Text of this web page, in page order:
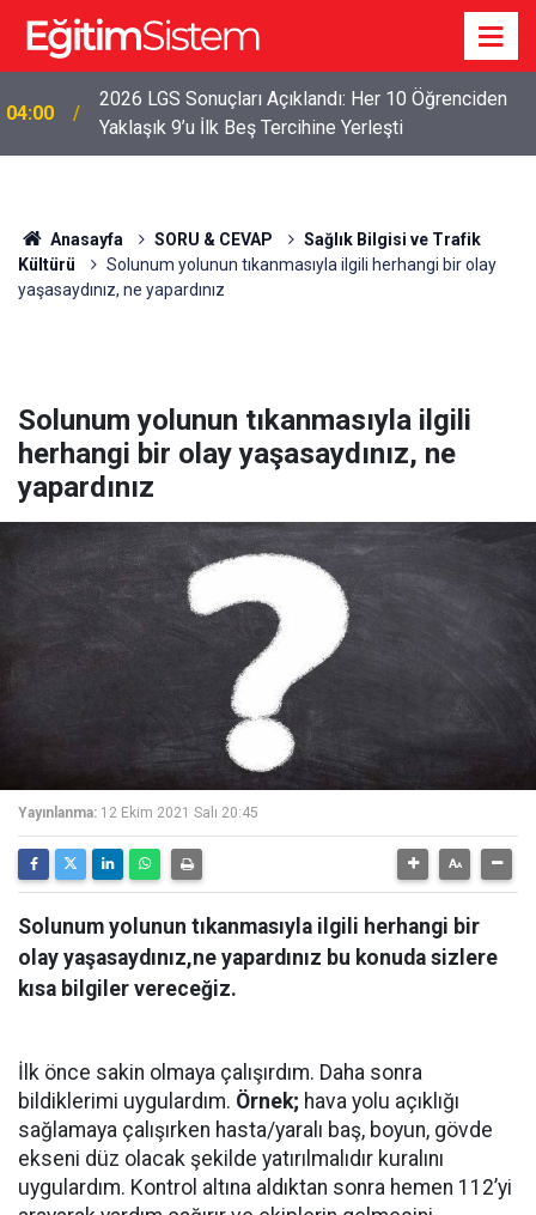
04:00
2026 LGS Sonuçları Açıklandı: Her 10 Öğrenciden
Yaklaşık 9’u İlk Beş Tercihine Yerleşti
Anasayfa SORU & CEVAP
Sağlık Bilgisi ve Trafik
Kültürü
Solunum yolunun tıkanmasıyla ilgili herhangi bir olay
yaşasaydınız, ne yapardınız
Solunum yolunun tıkanmasıyla ilgili
herhangi bir olay yaşasaydınız, ne
yapardınız
Yayınlanma: 12 Ekim 2021 Salı 20:45
Solunum yolunun tıkanmasıyla ilgili herhangi bir
olay yaşasaydınız,ne yapardınız bu konuda sizlere
kısa bilgiler vereceğiz.
İlk önce sakin olmaya çalışırdım. Daha sonra
bildiklerimi uygulardım. Örnek; hava yolu açıklığı
sağlamaya çalışırken hasta/yaralı baş, boyun, gövde
ekseni düz olacak şekilde yatırılmalıdır kuralını
uygulardım. Kontrol altına aldıktan sonra hemen 112’yi